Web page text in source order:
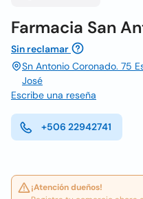
Farmacia San
Sin reclamar
Sn Antonio Coronado. 75
José
Escribe una reseña
+506 22942741
¡Atención dueños!